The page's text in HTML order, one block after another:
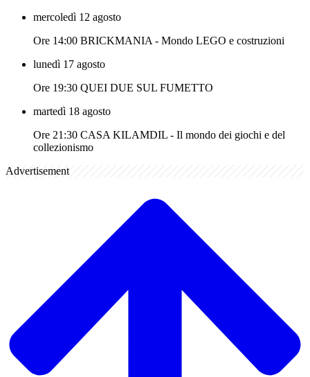
mercoledì 12 agosto
Ore 14:00 BRICKMANIA - Mondo LEGO e costruzioni
lunedì 17 agosto
Ore 19:30 QUEI DUE SUL FUMETTO
martedì 18 agosto
Ore 21:30 CASA KILAMDIL - Il mondo dei giochi e del
collezionismo
Advertisement